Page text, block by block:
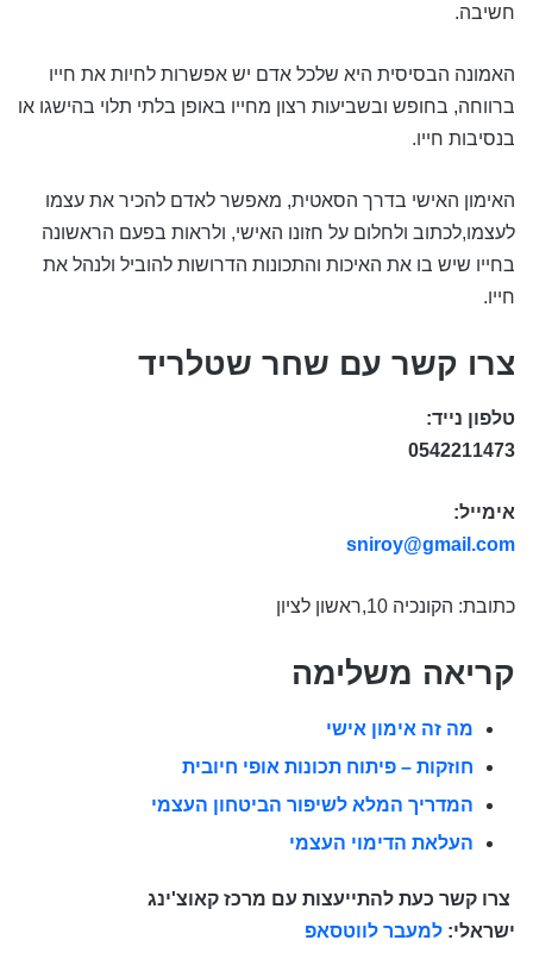
חשיבה.
האמונה הבסיסית היא שלכל אדם יש אפשרות לחיות את חייו
ברווחה, בחופש ובשביעות רצון מחייו באופן בלתי תלוי בהישגו או
בנסיבות חייו.
האימון האישי בדרך הסאטית, מאפשר לאדם להכיר את עצמו
לעצמו,לכתוב ולחלום על חזונו האישי, ולראות בפעם הראשונה
בחייו שיש בו את האיכות והתכונות הדרושות להוביל ולנהל את
חייו.
צרו קשר עם שחר שטלריד
טלפון נייד:
0542211473
אימייל:
sniroy@gmail.com
כתובת: הקונכיה 10,ראשון לציון
קריאה משלימה
מה זה אימון אישי
חוזקות – פיתוח תכונות אופי חיובית
המדריך המלא לשיפור הביטחון העצמי
העלאת הדימוי העצמי
צרו קשר כעת להתייעצות עם מרכז קאוצ'ינג
ישראלי: למעבר לווטסאפ